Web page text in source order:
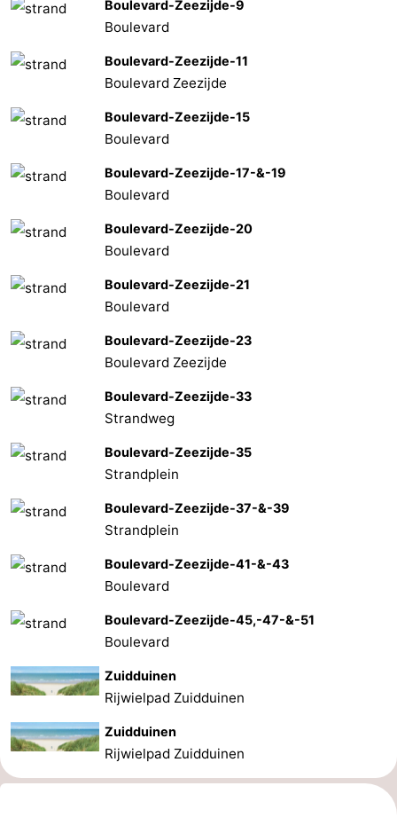
Boulevard-Zeezijde-9
Boulevard
Boulevard-Zeezijde-11
Boulevard Zeezijde
Boulevard-Zeezijde-15
Boulevard
Boulevard-Zeezijde-17-&-19
Boulevard
Boulevard-Zeezijde-20
Boulevard
Boulevard-Zeezijde-21
Boulevard
Boulevard-Zeezijde-23
Boulevard Zeezijde
Boulevard-Zeezijde-33
Strandweg
Boulevard-Zeezijde-35
Strandplein
Boulevard-Zeezijde-37-&-39
Strandplein
Boulevard-Zeezijde-41-&-43
Boulevard
Boulevard-Zeezijde-45,-47-&-51
Boulevard
Zuidduinen
Rijwielpad Zuidduinen
Zuidduinen
Rijwielpad Zuidduinen